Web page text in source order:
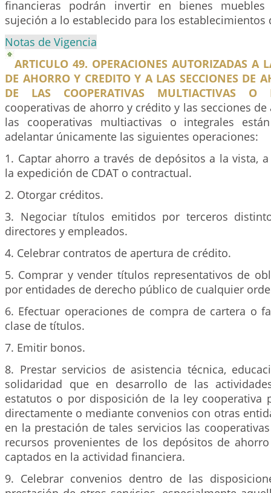
financieras podrán invertir en bienes
sujeción a lo establecido para los establecimientos
Notas de Vigencia
ARTICULO 49. OPERACIONES AUTORIZADAS A
DE AHORRO Y CREDITO Y A LAS SECCIONES DE
DE LAS COOPERATIVAS MULTIACTIVAS O
cooperativas de ahorro y crédito y las secciones
las cooperativas multiactivas o integrales
adelantar únicamente las siguientes operaciones:
1. Captar ahorro a través de depósitos a la vista,
la expedición de CDAT o contractual.
2. Otorgar créditos.
3. Negociar títulos emitidos por terceros
directores y empleados.
4. Celebrar contratos de apertura de crédito.
5. Comprar y vender títulos representativos de
por entidades de derecho público de cualquier
6. Efectuar operaciones de compra de cartera o
clase de títulos.
7. Emitir bonos.
8. Prestar servicios de asistencia técnica,
solidaridad que en desarrollo de las
estatutos o por disposición de la ley cooperativa
directamente o mediante convenios con otras
en la prestación de tales servicios las
recursos provenientes de los depósitos de
captados en la actividad financiera.
9. Celebrar convenios dentro de las